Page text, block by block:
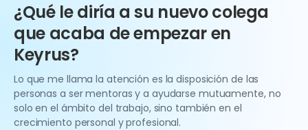
¿Qué le diría a su nuevo colega
que acaba de empezar en
Keyrus?
Lo que me llama la atención es la disposición de las
personas a ser mentoras y a ayudarse mutuamente, no
solo en el ámbito del trabajo, sino también en el
crecimiento personal y profesional.